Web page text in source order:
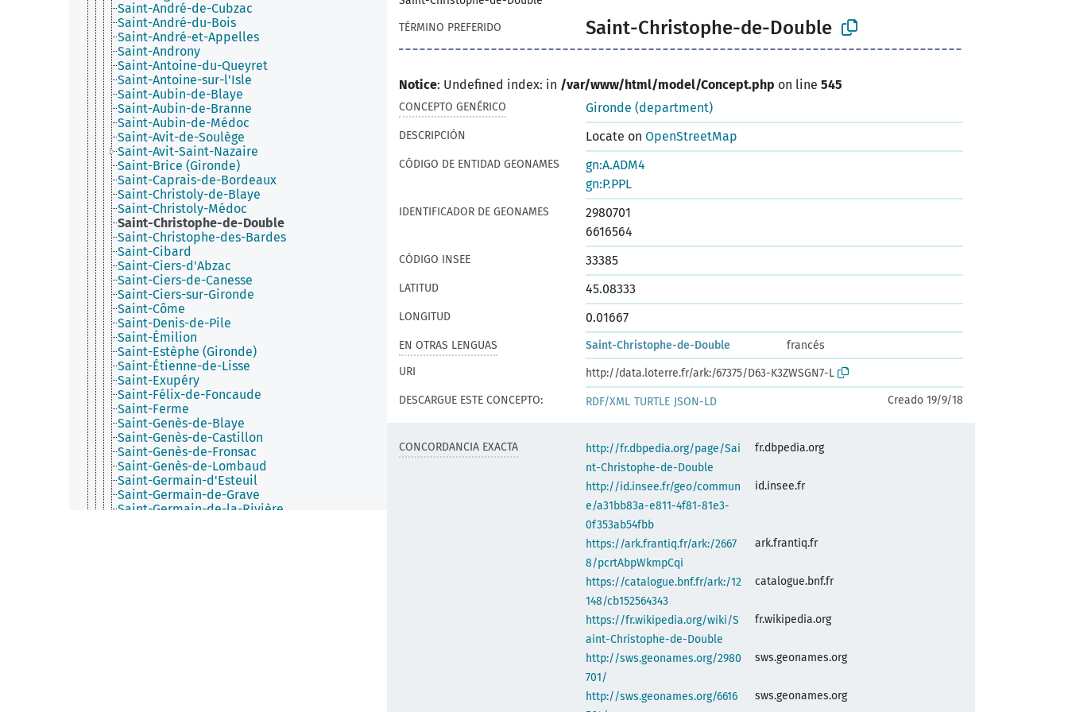
Saint-André-de-Cubzac
Saint-André-du-Bois
Saint-André-et-Appelles
Saint-Androny
Saint-Antoine-du-Queyret
Saint-Antoine-sur-l'Isle
Saint-Aubin-de-Blaye
Saint-Aubin-de-Branne
Saint-Aubin-de-Médoc
Saint-Avit-de-Soulège
Saint-Avit-Saint-Nazaire
Saint-Brice (Gironde)
Saint-Caprais-de-Bordeaux
Saint-Christoly-de-Blaye
Saint-Christoly-Médoc
Saint-Christophe-de-Double
Saint-Christophe-des-Bardes
Saint-Cibard
Saint-Ciers-d'Abzac
Saint-Ciers-de-Canesse
Saint-Ciers-sur-Gironde
Saint-Côme
Saint-Denis-de-Pile
Saint-Émilion
Saint-Estèphe (Gironde)
Saint-Étienne-de-Lisse
Saint-Exupéry
Saint-Félix-de-Foncaude
Saint-Ferme
Saint-Genès-de-Blaye
Saint-Genès-de-Castillon
Saint-Genès-de-Fronsac
Saint-Genès-de-Lombaud
Saint-Germain-d'Esteuil
Saint-Germain-de-Grave
Saint-Germain-de-la-Rivière
TÉRMINO PREFERIDO
Saint-Christophe-de-Double
Notice: Undefined index: in /var/www/html/model/Concept.php on line 545
CONCEPTO GENÉRICO Gironde (department)
DESCRIPCIÓN Locate on OpenStreetMap
CÓDIGO DE ENTIDAD GEONAMES
gn:A.ADM4
gn:P.PPL
IDENTIFICADOR DE GEONAMES
2980701
6616564
CÓDIGO INSEE 33385
LATITUD 45.08333
LONGITUD 0.01667
EN OTRAS LENGUAS Saint-Christophe-de-Double
francés
URI
http://data.loterre.fr/ark:/67375/D63-K3ZWSGN7-L
DESCARGUE ESTE CONCEPTO:
RDF/XML TURTLE JSON-LD Creado 19/9/18
CONCORDANCIA EXACTA
http://fr.dbpedia.org/page/Sai
nt-Christophe-de-Double
fr.dbpedia.org
http://id.insee.fr/geo/commun
e/a31bb83a-e811-4f81-81e3-
0f353ab54fbb
id.insee.fr
https://ark.frantiq.fr/ark:/2667
8/pcrtAbpWkmpCqi
ark.frantiq.fr
https://catalogue.bnf.fr/ark:/12
148/cb152564343
catalogue.bnf.fr
https://fr.wikipedia.org/wiki/S
aint-Christophe-de-Double
fr.wikipedia.org
http://sws.geonames.org/2980
701/
sws.geonames.org
http://sws.geonames.org/6616
sws.geonames.org